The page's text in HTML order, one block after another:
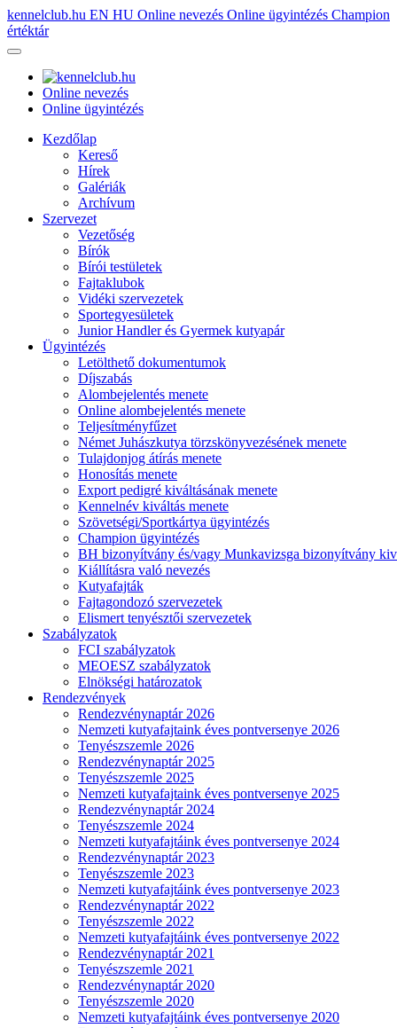
kennelclub.hu EN HU Online nevezés Online ügyintézés Champion
értéktár
Online nevezés
Online ügyintézés
Kezdőlap
Kereső
Hírek
Galériák
Archívum
Szervezet
Vezetőség
Bírók
Bírói testületek
Fajtaklubok
Vidéki szervezetek
Sportegyesületek
Junior Handler és Gyermek kutyapár
Ügyintézés
Letölthető dokumentumok
Díjszabás
Alombejelentés menete
Online alombejelentés menete
Teljesítményfűzet
Német Juhászkutya törzskönyvezésének menete
Tulajdonjog átírás menete
Honosítás menete
Export pedigré kiváltásának menete
Kennelnév kiváltás menete
Szövetségi/Sportkártya ügyintézés
Champion ügyintézés
BH bizonyítvány és/vagy Munkavizsga bizonyítvány
Kiállításra való nevezés
Kutyafajták
Fajtagondozó szervezetek
Elismert tenyésztői szervezetek
Szabályzatok
FCI szabályzatok
MEOESZ szabályzatok
Elnökségi határozatok
Rendezvények
Rendezvénynaptár 2026
Nemzeti kutyafajtaink éves pontversenye 2026
Tenyészszemle 2026
Rendezvénynaptár 2025
Tenyészszemle 2025
Nemzeti kutyafajtaink éves pontversenye 2025
Rendezvénynaptár 2024
Tenyészszemle 2024
Nemzeti kutyafajtáink éves pontversenye 2024
Rendezvénynaptár 2023
Tenyészszemle 2023
Nemzeti kutyafajtáink éves pontversenye 2023
Rendezvénynaptár 2022
Tenyészszemle 2022
Nemzeti kutyafajtáink éves pontversenye 2022
Rendezvénynaptár 2021
Tenyészszemle 2021
Rendezvénynaptár 2020
Tenyészszemle 2020
Nemzeti kutyafajtáink éves pontversenye 2020